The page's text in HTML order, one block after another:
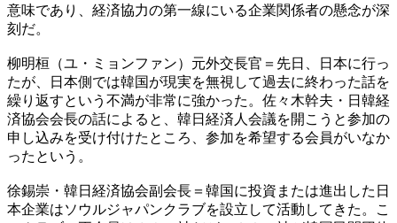
意味であり、経済協力の第一線にいる企業関係者の懸念が深
刻だ。
柳明桓（ユ・ミョンファン）元外交長官＝先日、日本に行っ
たが、日本側では韓国が現実を無視して過去に終わった話を
繰り返すという不満が非常に強かった。佐々木幹夫・日韓経
済協会会長の話によると、韓日経済人会議を開こうと参加の
申し込みを受け付けたところ、参加を希望する会員がいなか
ったという。
徐錫崇・韓日経済協会副会長＝韓国に投資または進出した日
本企業はソウルジャパンクラブを設立して活動してきた。こ